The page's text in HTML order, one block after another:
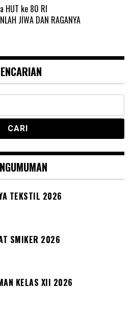
HUT ke 80 RI
JIWA DAN RAGANYA
TEKSTIL 2026
SMIKER 2026
KELAS XII 2026